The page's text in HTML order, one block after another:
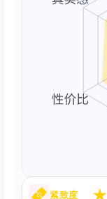
紧致度 ★